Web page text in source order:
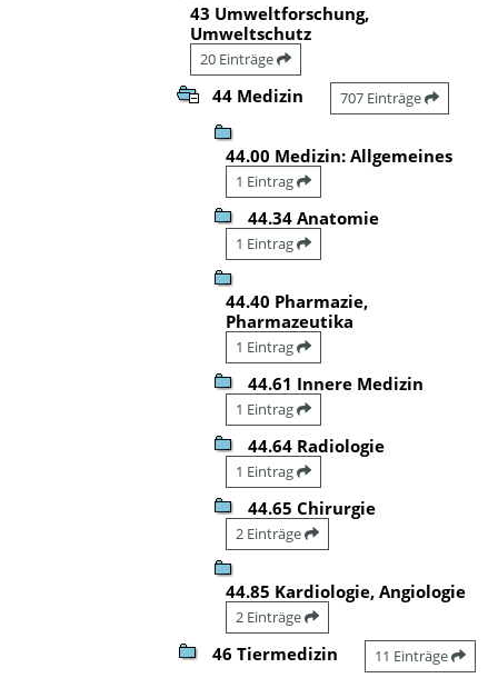
43 Umweltforschung,
Umweltschutz
20 Einträge
44 Medizin 707 Einträge
44.00 Medizin: Allgemeines
1 Eintrag
44.34 Anatomie
1 Eintrag
44.40 Pharmazie,
Pharmazeutika
1 Eintrag
44.61 Innere Medizin
1 Eintrag
44.64 Radiologie
1 Eintrag
44.65 Chirurgie
2 Einträge
44.85 Kardiologie, Angiologie
2 Einträge
46 Tiermedizin 11 Einträge